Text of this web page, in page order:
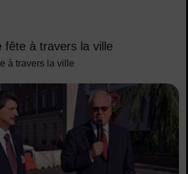
fête à travers la ville
à travers la ville